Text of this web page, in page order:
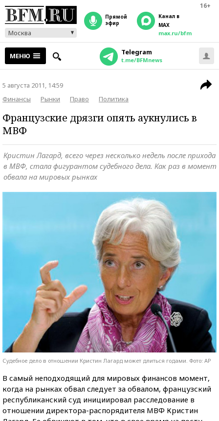
16+
Москва
прямой
эфир
Канал в
MAX
max.ru/bfm
МЕНЮ Telegram
t.me/BFMnews
5 августа 2011, 14:59
Финансы
Рынки Право Политика
Французские дрязги опять аукнулись в
МВФ
Кристин Лагард, всего через несколько недель после прихода
в МВФ, стала фигурантом судебного дела. Как раз в момент
обвала на мировых рынках
Судебное дело в отношении Кристин Лагард может длиться годами. Фото: AP
В самый неподходящий для мировых финансов момент,
когда на рынках обвал следует за обвалом, французский
республиканский суд инициировал расследование в
отношении директора-распорядителя МВФ Кристин